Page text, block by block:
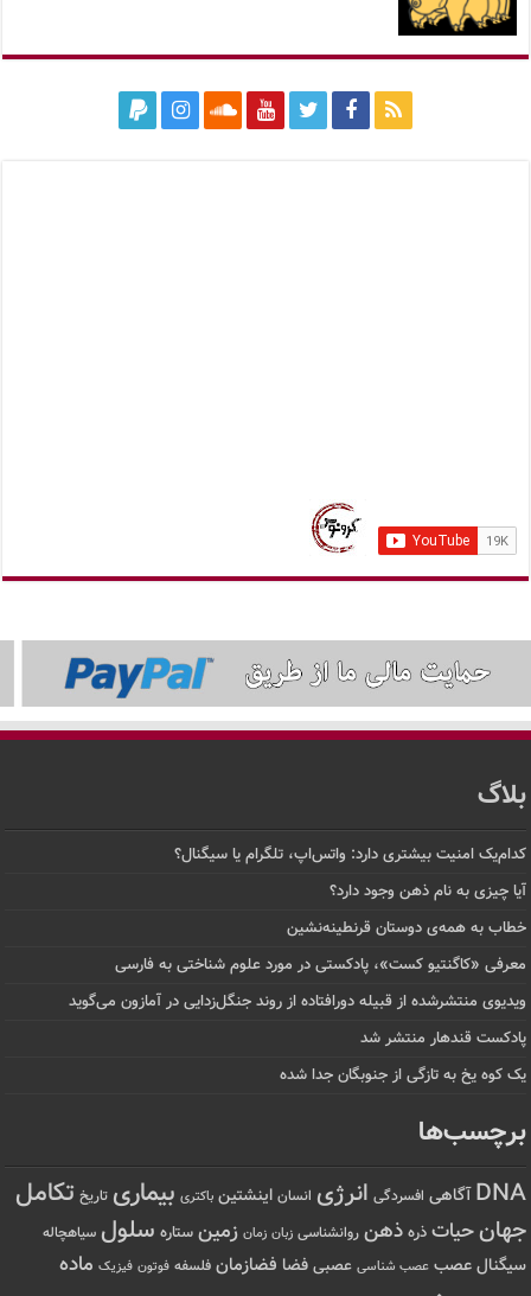
بلاگ
کدام‌یک امنیت بیشتری دارد: واتس‌اپ، تلگرام یا سیگنال؟
آیا چیزی به نام ذهن وجود دارد؟
خطاب به همه‌ی دوستان قرنطینه‌نشین
معرفی «کاگنتیو کست»، پادکستی در مورد علوم شناختی به فارسی
ویدیوی منتشرشده از قبیله دورافتاده‌ از روند جنگل‌زدایی در آمازون می‌گوید
پادکست قندهار منتشر شد
یک کوه یخ به تازگی از جنوبگان جدا شده
برچسب‌ها
DNA آگاهی افسردگی انرژی انسان اینشتین باکتری بیماری تاریخ تکامل
جهانحیات ذره ذهن روانشناسی زبان زمان زمین ستاره سلول سیاهچاله
سیگنال عصب عصب شناسی عصبی فضا فضازمان فلسفه فوتون فیزیک ماده